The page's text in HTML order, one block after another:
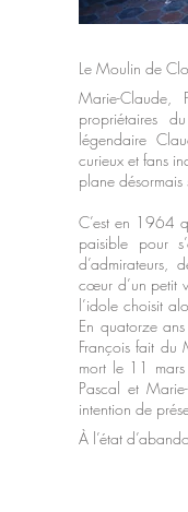
Le Moulin de
Marie-Claude,
propriétaires
légendaire
curieux et fans
plane désormais
C’est en 1964
paisible pour
d’admirateurs,
cœur d’un petit
l’idole choisit
En quatorze
François fait du
mort le 11
Pascal et
intention de
À l’état